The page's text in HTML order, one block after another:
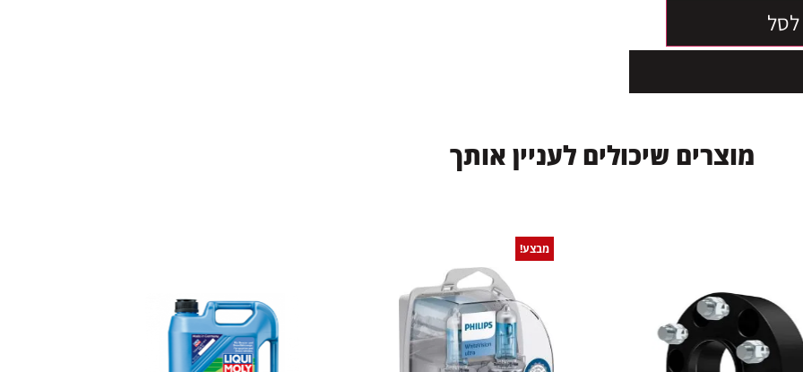
מוצרים שיכולים לעניין אותך
מבצע!